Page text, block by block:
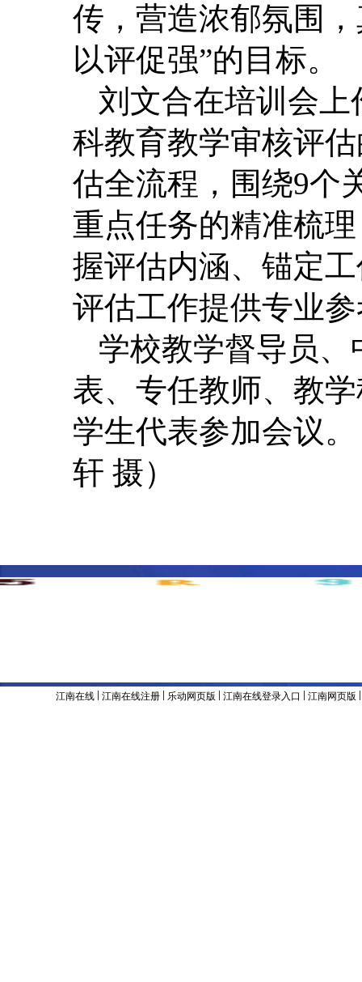
传，营造浓郁氛围
以评促强”的目标。
刘文合在培训会
科教育教学审核评
估全流程，围绕9个
重点任务的精准梳
握评估内涵、锚定
评估工作提供专业
学校教学督导员
表、专任教师、教
学生代表参加会议
轩 摄）
江南在线 | 江南在线注册| 乐动网页版 | 江南在线登录入口 | 江南网页版